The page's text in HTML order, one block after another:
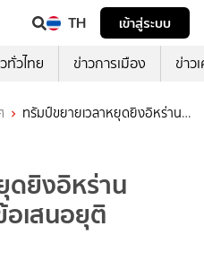
TH
เข้าสู่ระบบ
ทั่วไทย ข่าวการเมือง ข่าว
ทรัมป์ขยายเวลาหยุดยิงอิหร่าน
าวร
ดยิงอิหร่าน
เสนอยุติ